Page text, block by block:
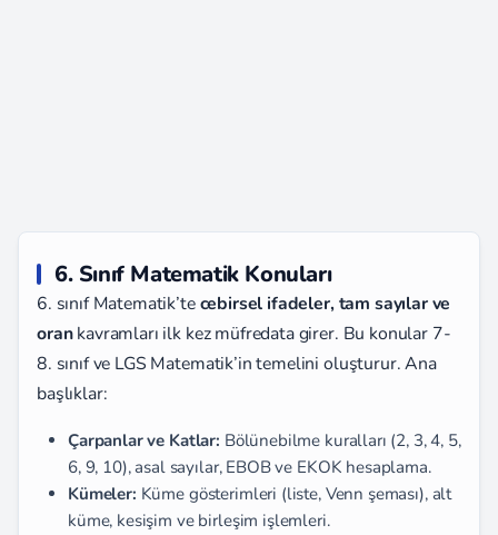
6. Sınıf Matematik Konuları
6. sınıf Matematik’tecebirsel ifadeler, tam sayılar ve
orankavramları ilk kez müfredata girer. Bu konular 7-
8. sınıf ve LGS Matematik’in temelini oluşturur. Ana
başlıklar:
Çarpanlar ve Katlar: Bölünebilme kuralları (2, 3, 4, 5,
6, 9, 10), asal sayılar, EBOB ve EKOK hesaplama.
Kümeler: Küme gösterimleri (liste, Venn şeması), alt
küme, kesişim ve birleşim işlemleri.